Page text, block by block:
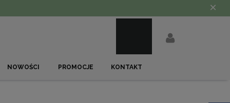
×
NOWOŚCI PROMOCJE KONTAKT